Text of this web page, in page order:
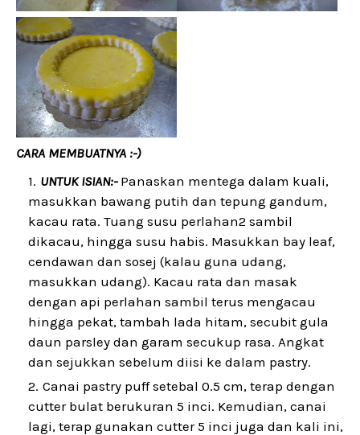
CARA MEMBUATNYA :-)
UNTUK ISIAN:-Panaskan mentega dalam kuali,
masukkan bawang putih dan tepung gandum,
kacau rata. Tuang susu perlahan2 sambil
dikacau, hingga susu habis. Masukkan bay leaf,
cendawan dan sosej (kalau guna udang,
masukkan udang). Kacau rata dan masak
dengan api perlahan sambil terus mengacau
hingga pekat, tambah lada hitam, secubit gula
daun parsley dan garam secukup rasa. Angkat
dan sejukkan sebelum diisi ke dalam pastry.
Canai pastry puff setebal 0.5 cm, terap dengan
cutter bulat berukuran 5 inci. Kemudian, canai
lagi, terap gunakan cutter 5 inci juga dan kali ini,